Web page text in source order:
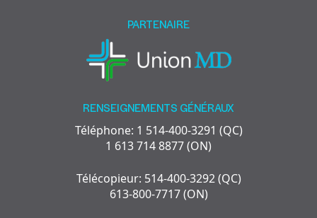
RENSEIGNEMENTS GÉNÉRAUX
Téléphone: 1 514-400-3291 (QC)
1 613 714 8877 (ON)
Télécopieur: 514-400-3292 (QC)
613-800-7717 (ON)
PARTENAIRE